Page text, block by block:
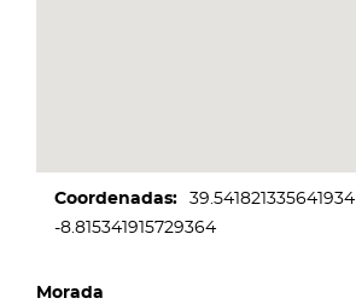
Coordenadas
39.541821335641934
-8.815341915729364
Morada